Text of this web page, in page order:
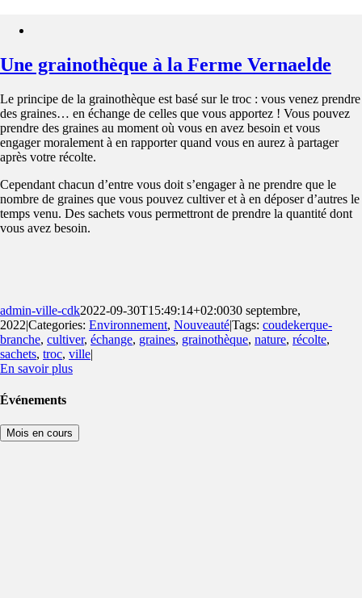
Une grainothèque à la Ferme Vernaelde
Le principe de la grainothèque est basé sur le troc : vous venez prendre
des graines… en échange de celles que vous apportez ! Vous pouvez
prendre des graines au moment où vous en avez besoin et vous
engager moralement à en rapporter quand vous en aurez à partager
après votre récolte.
Cependant chacun d’entre vous doit s’engager à ne prendre que le
nombre de graines que vous pouvez cultiver et à en déposer d’autres le
temps venu. Des sachets vous permettront de prendre la quantité dont
vous avez besoin.
admin-ville-cdk2022-09-30T15:49:14+02:0030 septembre,
2022|Categories: Environnement, Nouveauté|Tags: coudekerque-
branche, cultiver, échange, graines, grainothèque, nature, récolte,
sachets, troc, ville|
En savoir plus
Événements
Mois en cours